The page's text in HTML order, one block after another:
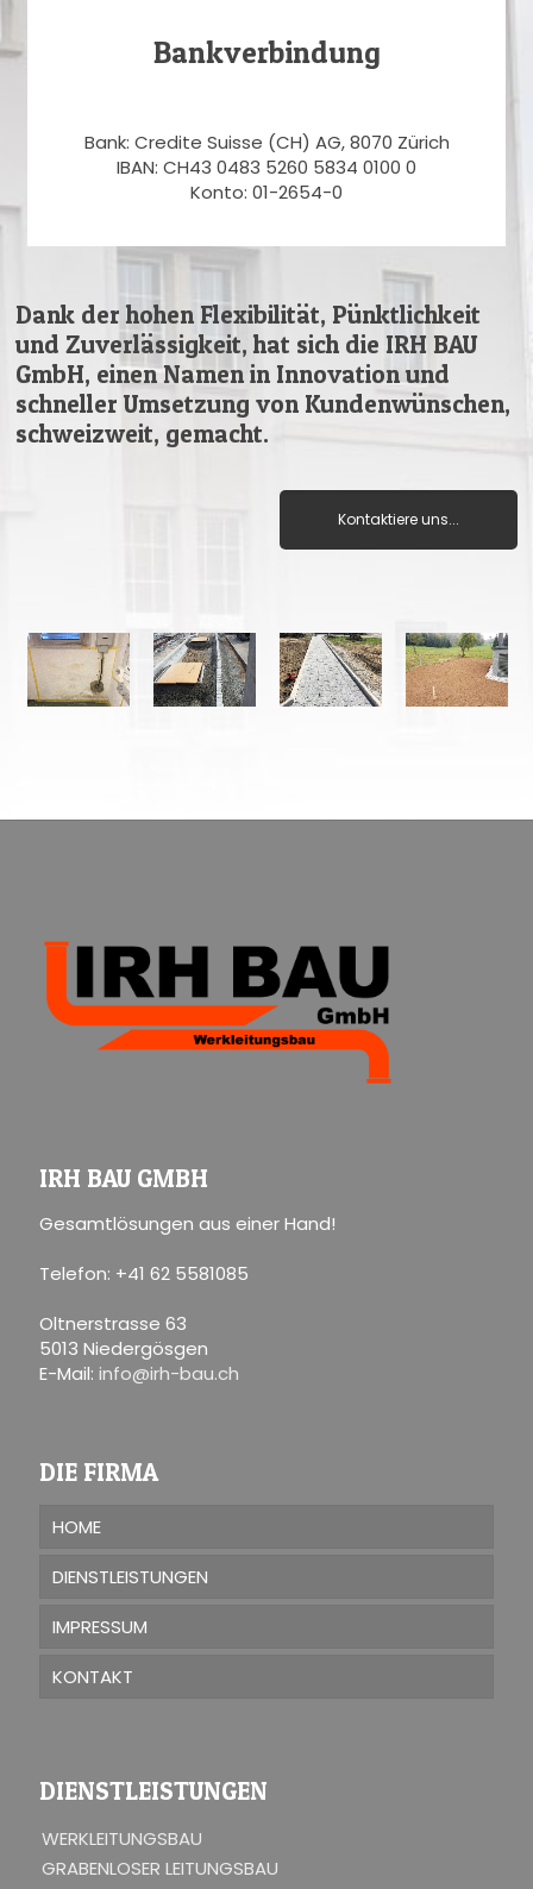
Bankverbindung
Bank: Credite Suisse (CH) AG, 8070 Zürich
IBAN: CH43 0483 5260 5834 0100 0
Konto: 01-2654-0
Dank der hohen Flexibilität, Pünktlichkeit
und Zuverlässigkeit, hat sich die IRH BAU
GmbH, einen Namen in Innovation und
schneller Umsetzung von Kundenwünschen,
schweizweit, gemacht.
Kontaktiere uns...
IRH BAU GMBH
Gesamtlösungen aus einer Hand!
Telefon: +41 62 5581085
Oltnerstrasse 63
5013 Niedergösgen
E-Mail: info@irh-bau.ch
DIE FIRMA
HOME
DIENSTLEISTUNGEN
IMPRESSUM
KONTAKT
DIENSTLEISTUNGEN
WERKLEITUNGSBAU
GRABENLOSER LEITUNGSBAU